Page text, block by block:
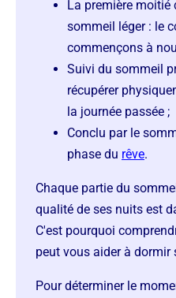
La première
sommeil léger : le
commençons à
Suivi du sommeil
récupérer
la journée passée ;
Conclu par le
phase du rêve.
Chaque partie du
qualité de ses nuits est
C'est pourquoi
peut vous aider à dormir
Pour déterminer le